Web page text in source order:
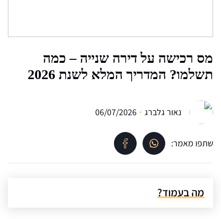
מס רכישה על דירה שנייה – כמה
תשלמו? המדריך המלא לשנת 2026
נאור גלברג 06/07/2026
שתפו מאמר:
מה בעמוד?